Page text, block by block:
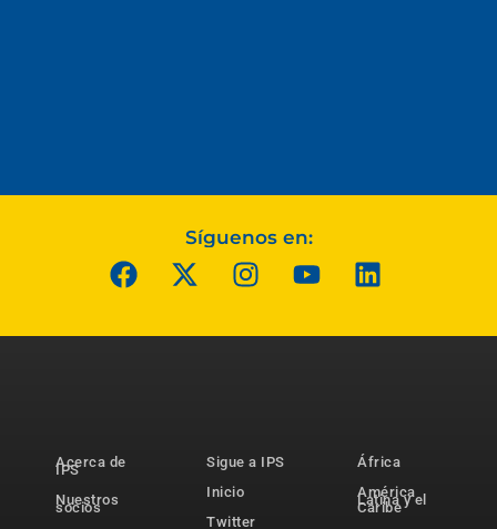
Síguenos en:
Acerca de
IPS
Nuestros
socios
Sigue a IPS
Inicio
Twitter
África
América
Latina y el
Caribe